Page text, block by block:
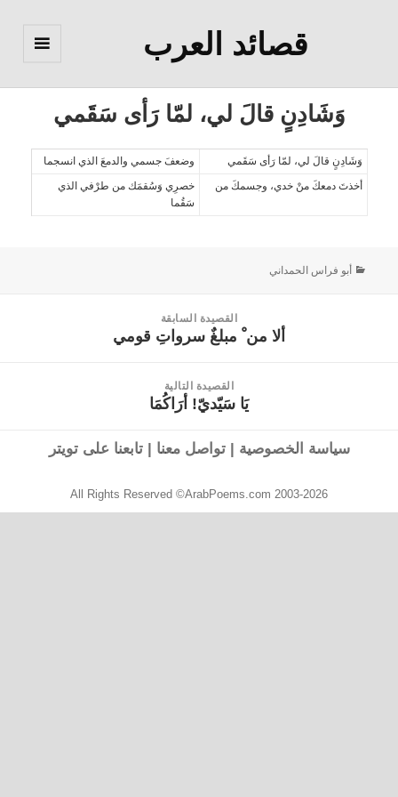
قصائد العرب
وَشَادِنٍ قالَ لي، لمّا رَأى سَقَمي
وَشَادِنٍ قالَ لي، لمّا رَأى سَقَمي
وضعفَ جسمي والدمعَ الذي انسجما
أخذتَ دمعكَ منْ خدي، وجسمكَ من
خصرِي وَسُقمَك من طرْفي الذي
سَقُما
أبو فراس الحمداني
القصيدة السابقة
ألا من ْ مبلغٌ سرواتِ قومي
القصيدة التالية
يَا سَيّديّ! أرَاكُمَا
سياسة الخصوصية |تواصل معنا |تابعنا على تويتر
All Rights Reserved ©ArabPoems.com 2003-2026